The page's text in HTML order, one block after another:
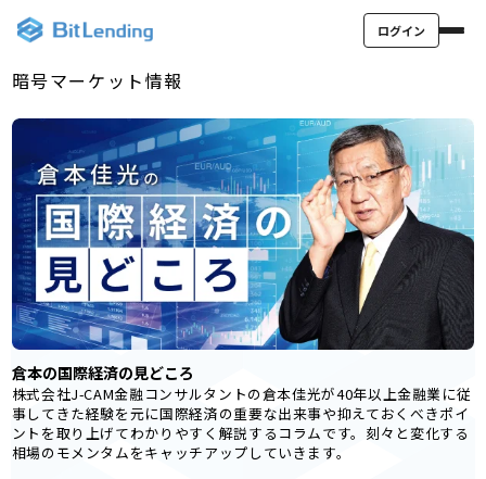
ログイン
暗号マーケット情報
倉本の国際経済の見どころ
株式会社J-CAM金融コンサルタントの倉本佳光が40年以上金融業に従
事してきた経験を元に国際経済の重要な出来事や抑えておくべきポイ
ントを取り上げてわかりやすく解説するコラムです。刻々と変化する
相場のモメンタムをキャッチアップしていきます。